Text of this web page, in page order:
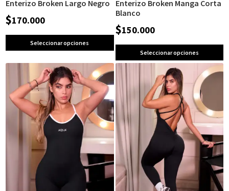
Enterizo Broken Largo Negro
$170.000
Seleccionar opciones
Enterizo Broken Manga Corta
Blanco
$150.000
Seleccionar opciones